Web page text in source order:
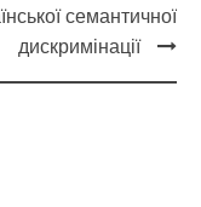
семантичної
дискримінації